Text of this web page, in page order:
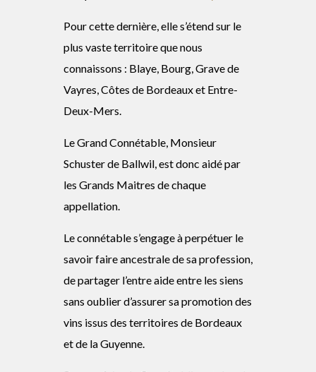
Pour cette dernière, elle s’étend sur le
plus vaste territoire que nous
connaissons : Blaye, Bourg, Grave de
Vayres, Côtes de Bordeaux et Entre-
Deux-Mers.
Le Grand Connétable, Monsieur
Schuster de Ballwil, est donc aidé par
les Grands Maitres de chaque
appellation.
Le connétable s’engage à perpétuer le
savoir faire ancestrale de sa profession,
de partager l’entre aide entre les siens
sans oublier d’assurer sa promotion des
vins issus des territoires de Bordeaux
et de la Guyenne.